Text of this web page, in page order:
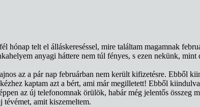
hónap telt el álláskereséssel, mire találtam magamnak
anyagi háttere nem túl fényes, s ezen nekünk,
az a pár nap februárban nem került kifizetésre. Ebből
kaptam azt a bért, ami már megilletett! Ebből
az új telefonomnak örülök, habár még jelentős összeg
tévémet, amit kiszemeltem.